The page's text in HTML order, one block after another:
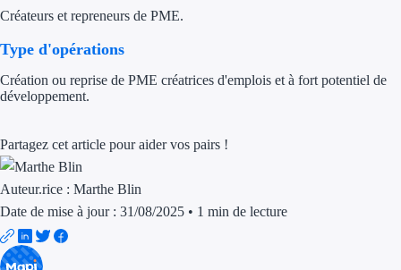
Tous les
Trouvez des idées de
Créateurs et repreneurs de PME.
Type d'opérations
Création ou reprise de PME créatrices d'emplois et à fort potentiel de
développement.
Partagez cet article pour aider vos pairs !
Auteur.rice : Marthe Blin
Date de mise à jour : 31/08/2025 • 1 min de lecture